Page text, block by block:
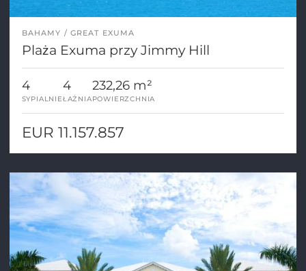
BAHAMY GREAT EXUMA
Plaża Exuma przy Jimmy Hill
4
SYPIALNIE
4
ŁAŹNIA
232,26 m²
POWIERZCHNIA
EUR 11.157.857